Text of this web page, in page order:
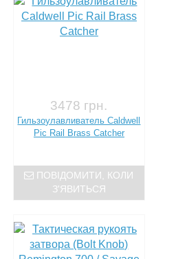
3478 грн.
Гильзоулавливатель Caldwell
Pic Rail Brass Catcher
ПОВІДОМИТИ, КОЛИ
З'ЯВИТЬСЯ